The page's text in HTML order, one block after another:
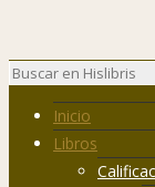
Inicio
Libros